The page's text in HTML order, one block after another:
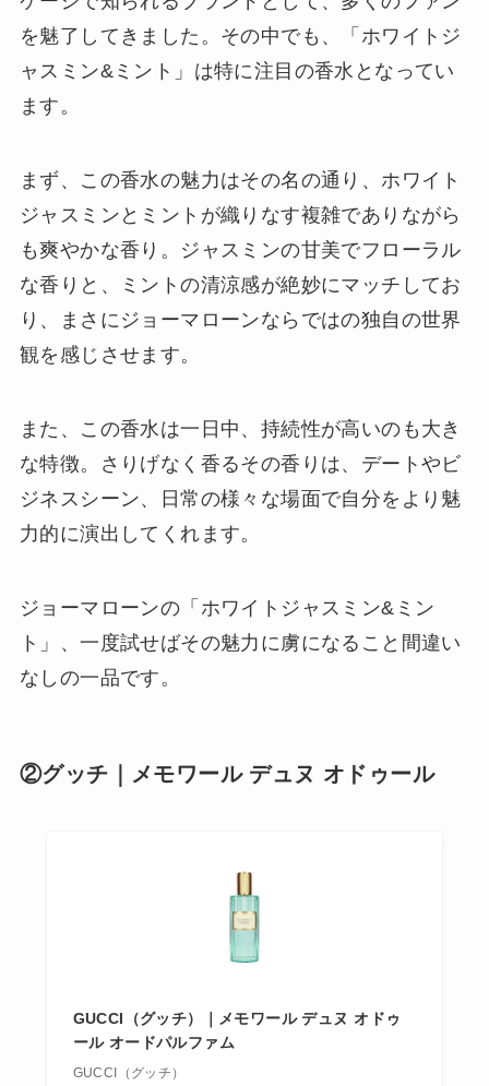
を魅了してきました。その中でも、「ホワイトジ
ャスミン&ミント」は特に注目の香水となってい
ます。
まず、この香水の魅力はその名の通り、ホワイト
ジャスミンとミントが織りなす複雑でありながら
も爽やかな香り。ジャスミンの甘美でフローラル
な香りと、ミントの清涼感が絶妙にマッチしてお
り、まさにジョーマローンならではの独自の世界
観を感じさせます。
また、この香水は一日中、持続性が高いのも大き
な特徴。さりげなく香るその香りは、デートやビ
ジネスシーン、日常の様々な場面で自分をより魅
力的に演出してくれます。
ジョーマローンの「ホワイトジャスミン&ミン
ト」、一度試せばその魅力に虜になること間違い
なしの一品です。
②グッチ｜メモワール デュヌ オドゥール
GUCCI（グッチ）｜メモワール デュヌ オドゥ
ール オードパルファム
GUCCI（グッチ）